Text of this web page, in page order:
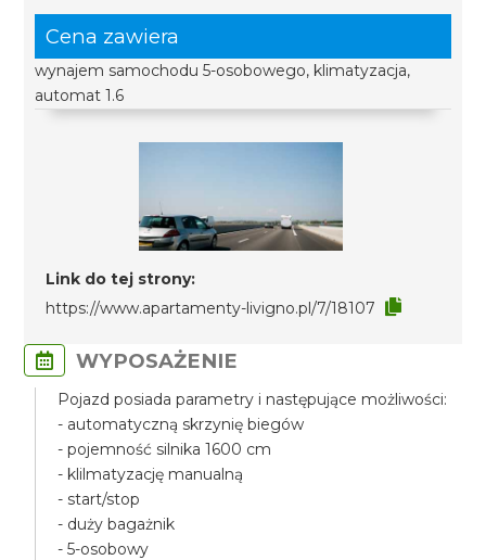
Cena zawiera
wynajem samochodu 5-osobowego, klimatyzacja,
automat 1.6
Link do tej strony:
https://www.apartamenty-livigno.pl/7/18107
WYPOSAŻENIE
Pojazd posiada parametry i następujące możliwości:
- automatyczną skrzynię biegów
- pojemność silnika 1600 cm
- klilmatyzację manualną
- start/stop
- duży bagażnik
- 5-osobowy